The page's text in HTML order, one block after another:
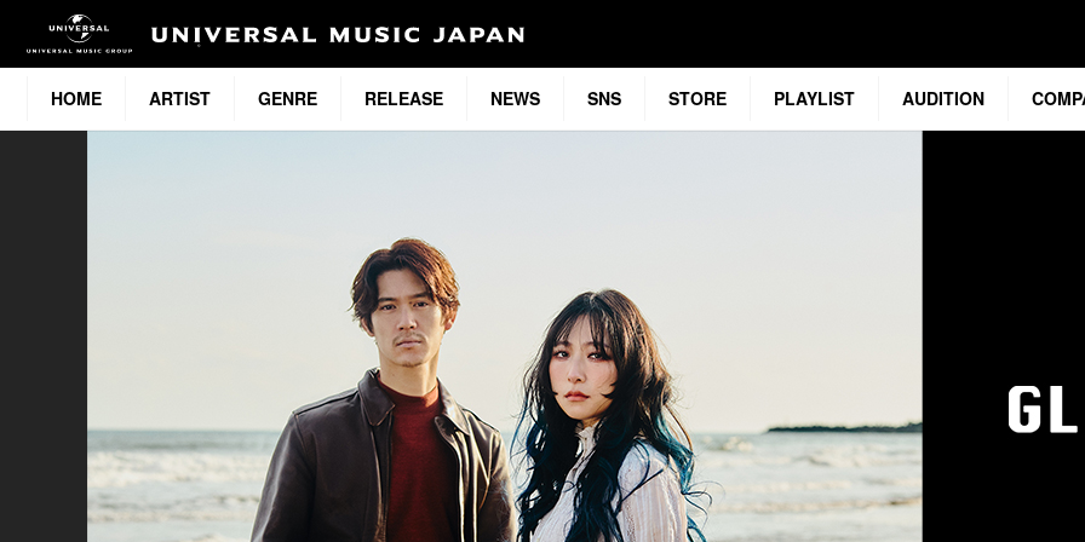
HOME ARTIST GENRE RELEASE NEWS SNS STORE PLAYLIST AUDITION